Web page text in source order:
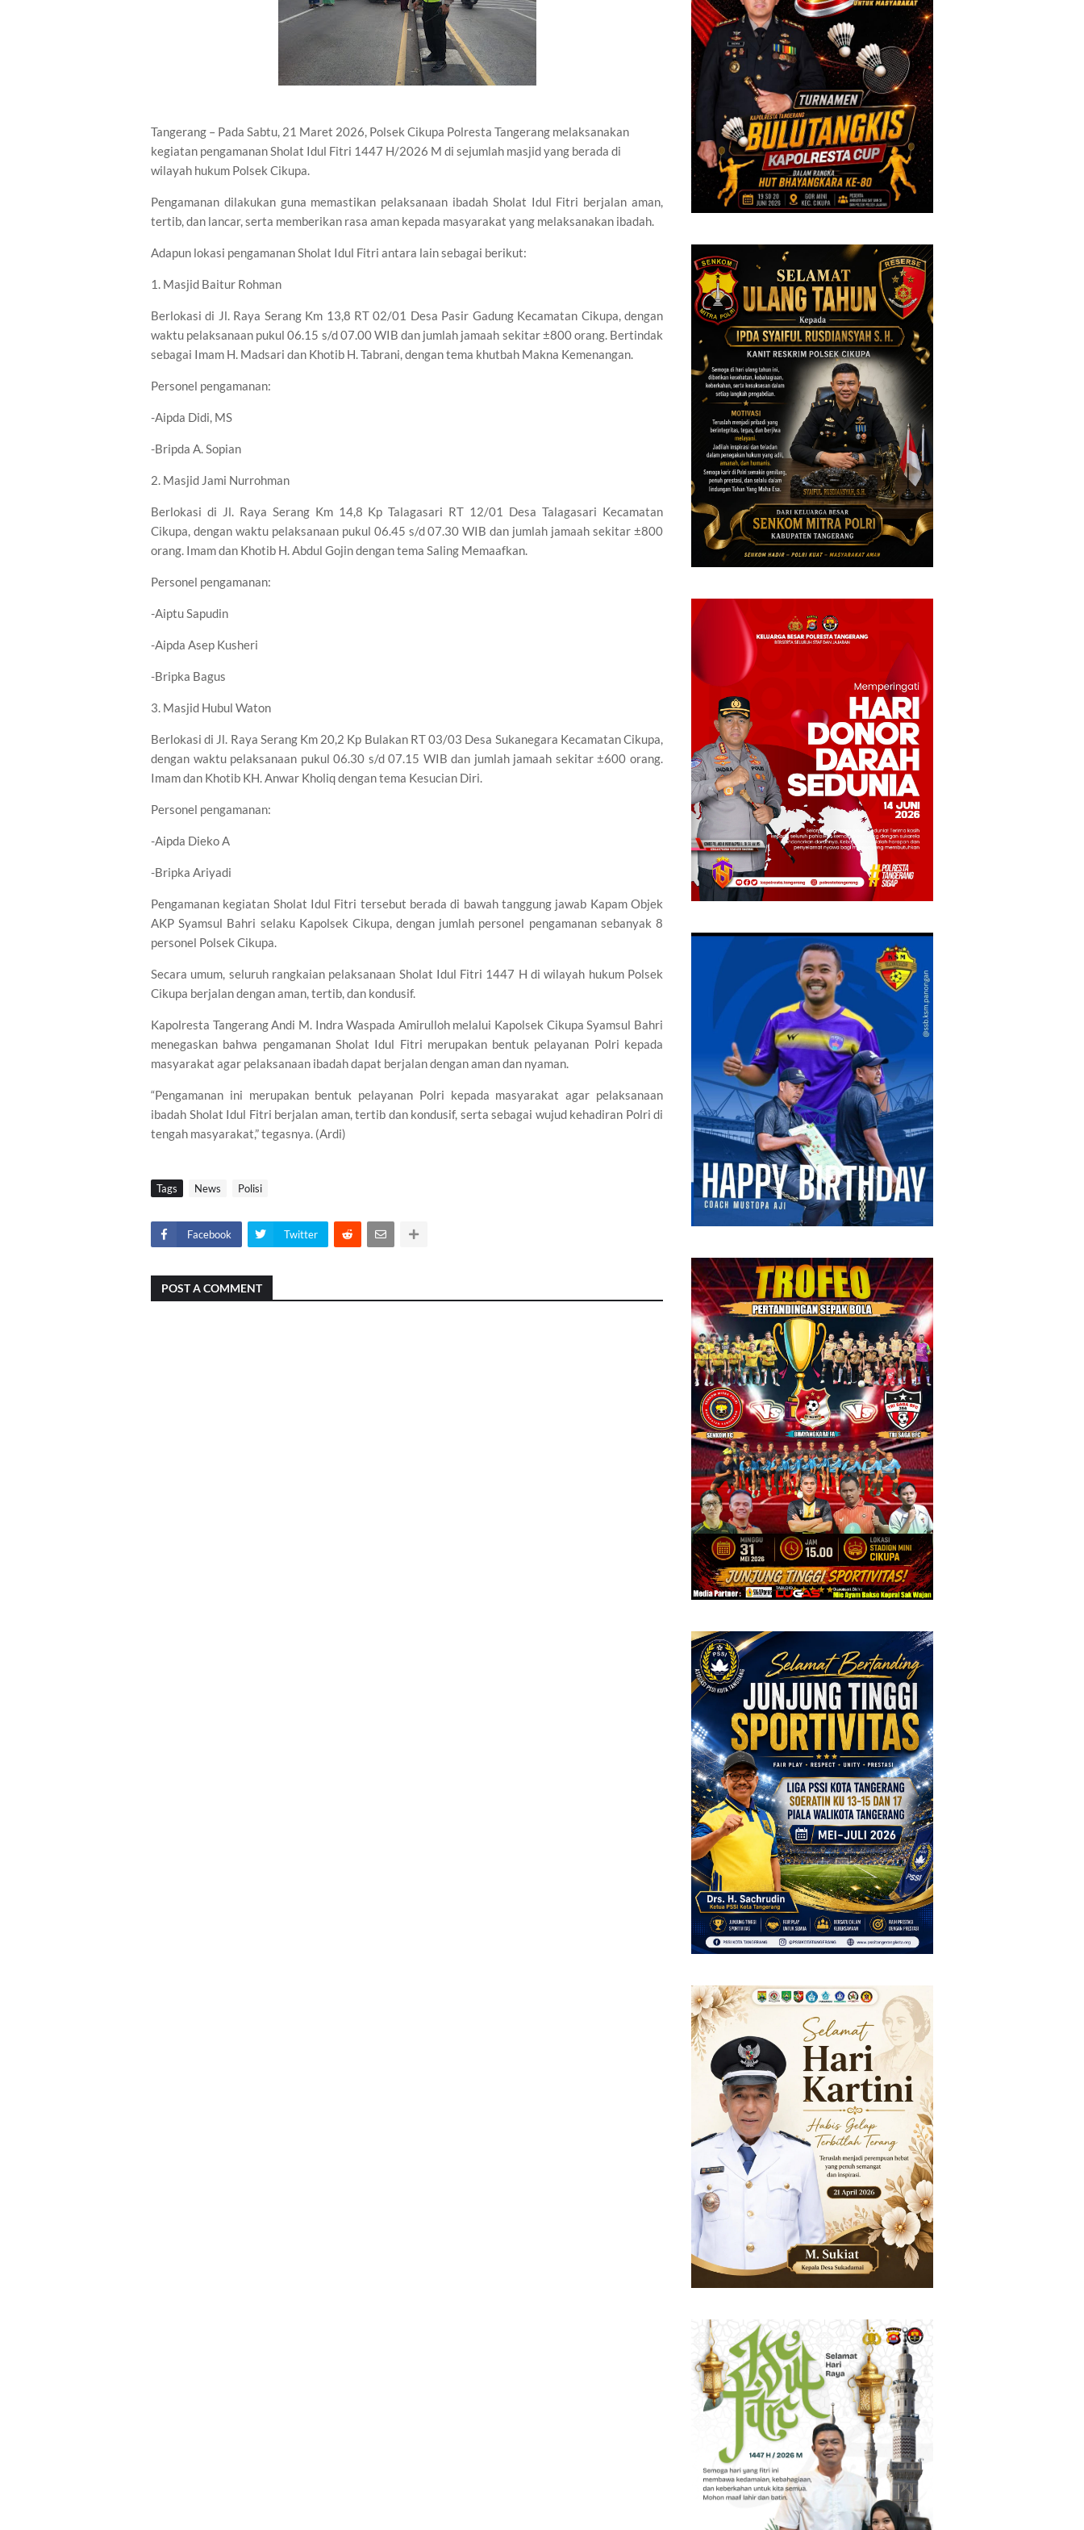
Tangerang – Pada Sabtu, 21 Maret 2026, Polsek Cikupa Polresta Tangerang melaksanakan
kegiatan pengamanan Sholat Idul Fitri 1447 H/2026 M di sejumlah masjid yang berada di
wilayah hukum Polsek Cikupa.
Pengamanan dilakukan guna memastikan pelaksanaan ibadah Sholat Idul Fitri berjalan aman,
tertib, dan lancar, serta memberikan rasa aman kepada masyarakat yang melaksanakan ibadah.
Adapun lokasi pengamanan Sholat Idul Fitri antara lain sebagai berikut:
1. Masjid Baitur Rohman
Berlokasi di Jl. Raya Serang Km 13,8 RT 02/01 Desa Pasir Gadung Kecamatan Cikupa, dengan
waktu pelaksanaan pukul 06.15 s/d 07.00 WIB dan jumlah jamaah sekitar ±800 orang. Bertindak
sebagai Imam H. Madsari dan Khotib H. Tabrani, dengan tema khutbah Makna Kemenangan.
Personel pengamanan:
-Aipda Didi, MS
-Bripda A. Sopian
2. Masjid Jami Nurrohman
Berlokasi di Jl. Raya Serang Km 14,8 Kp Talagasari RT 12/01 Desa Talagasari Kecamatan
Cikupa, dengan waktu pelaksanaan pukul 06.45 s/d 07.30 WIB dan jumlah jamaah sekitar ±800
orang. Imam dan Khotib H. Abdul Gojin dengan tema Saling Memaafkan.
Personel pengamanan:
-Aiptu Sapudin
-Aipda Asep Kusheri
-Bripka Bagus
3. Masjid Hubul Waton
Berlokasi di Jl. Raya Serang Km 20,2 Kp Bulakan RT 03/03 Desa Sukanegara Kecamatan Cikupa,
dengan waktu pelaksanaan pukul 06.30 s/d 07.15 WIB dan jumlah jamaah sekitar ±600 orang.
Imam dan Khotib KH. Anwar Kholiq dengan tema Kesucian Diri.
Personel pengamanan:
-Aipda Dieko A
-Bripka Ariyadi
Pengamanan kegiatan Sholat Idul Fitri tersebut berada di bawah tanggung jawab Kapam Objek
AKP Syamsul Bahri selaku Kapolsek Cikupa, dengan jumlah personel pengamanan sebanyak 8
personel Polsek Cikupa.
Secara umum, seluruh rangkaian pelaksanaan Sholat Idul Fitri 1447 H di wilayah hukum Polsek
Cikupa berjalan dengan aman, tertib, dan kondusif.
Kapolresta Tangerang Andi M. Indra Waspada Amirulloh melalui Kapolsek Cikupa Syamsul Bahri
menegaskan bahwa pengamanan Sholat Idul Fitri merupakan bentuk pelayanan Polri kepada
masyarakat agar pelaksanaan ibadah dapat berjalan dengan aman dan nyaman.
“Pengamanan ini merupakan bentuk pelayanan Polri kepada masyarakat agar pelaksanaan
ibadah Sholat Idul Fitri berjalan aman, tertib dan kondusif, serta sebagai wujud kehadiran Polri di
tengah masyarakat,” tegasnya. (Ardi)
Tags News Polisi
Facebook Twitter
POST A COMMENT